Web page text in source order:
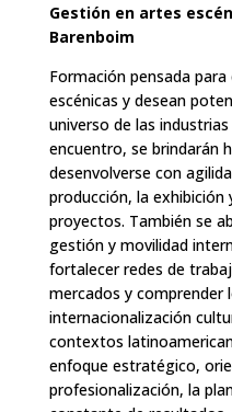
Gestión en artes
Barenboim
Formación pensada
escénicas y desean
universo de las
encuentro, se brindarán
desenvolverse con
producción, la exhibición
proyectos. También se
gestión y movilidad
fortalecer redes de
mercados y comprender
internacionalización
contextos
enfoque estratégico,
profesionalización, la